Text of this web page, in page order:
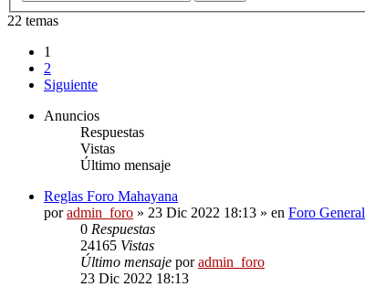
22 temas
1
2
Siguiente
Anuncios
Respuestas
Vistas
Último mensaje
Reglas Foro Mahayana
poradmin_foro » 23 Dic 2022 18:13 » en Foro General
0 Respuestas
24165 Vistas
Último mensaje poradmin_foro
23 Dic 2022 18:13